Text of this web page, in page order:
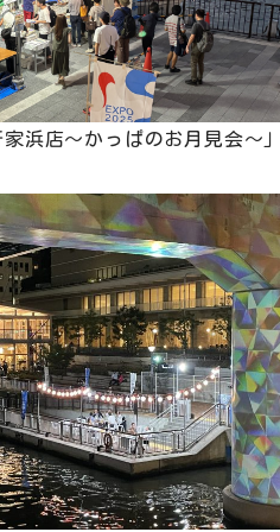
家浜店～かっぱのお月見会～